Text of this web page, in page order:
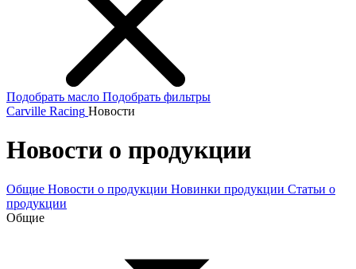
Подобрать масло Подобрать фильтры
Carville Racing Новости
Новости о продукции
Общие Новости о продукции Новинки продукции Статьи о
продукции
Общие